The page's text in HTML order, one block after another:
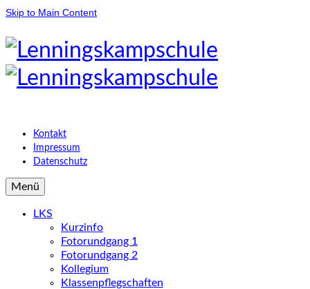
Skip to Main Content
Kontakt
Impressum
Datenschutz
Menü
LKS
Kurzinfo
Fotorundgang 1
Fotorundgang 2
Kollegium
Klassenpflegschaften